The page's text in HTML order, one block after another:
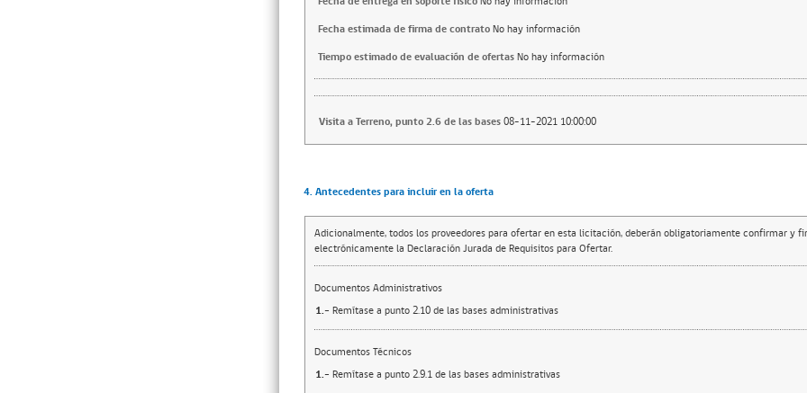
Fecha estimada de firma de contratoNo hay información
Tiempo estimado de evaluación de ofertasNo hay información
Visita a Terreno, punto 2.6 de las bases08-11-2021 10:00:00
4. Antecedentes para incluir en la oferta
Adicionalmente, todos los proveedores para ofertar en esta licitación, deberán obligatoriamente confirmar y
electrónicamente la Declaración Jurada de Requisitos para Ofertar.
Documentos Administrativos
1.- Remítase a punto 2.10 de las bases administrativas
Documentos Técnicos
1.- Remítase a punto 2.9.1 de las bases administrativas